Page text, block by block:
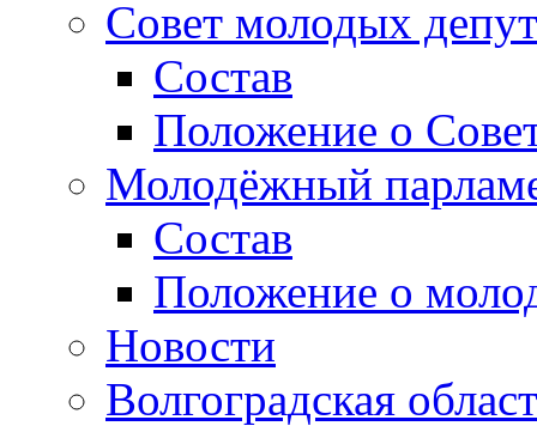
Совет молодых
Состав
Положение о
Молодёжный
Состав
Положение о
Новости
Волгоградская